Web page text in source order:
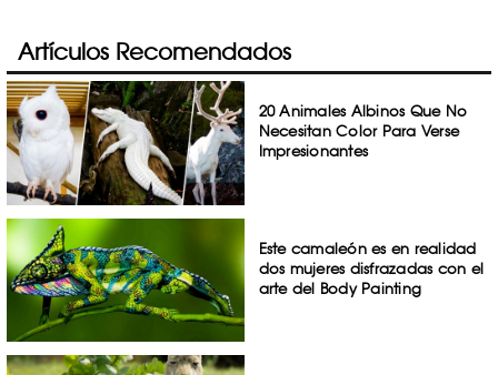
Artículos Recomendados
20 Animales Albinos Que No
Necesitan Color Para Verse
Impresionantes
Este camaleón es en realidad
dos mujeres disfrazadas con el
arte del Body Painting